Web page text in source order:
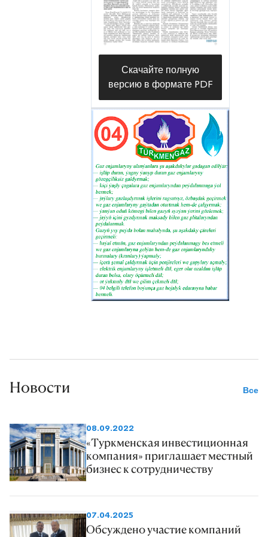
Скачайте полную
версию в формате PDF
Новости Все
08.09.2022
«Туркменская инвестиционная
компания» приглашает местный
бизнес к сотрудничеству
07.04.2025
Обсуждено участие компаний